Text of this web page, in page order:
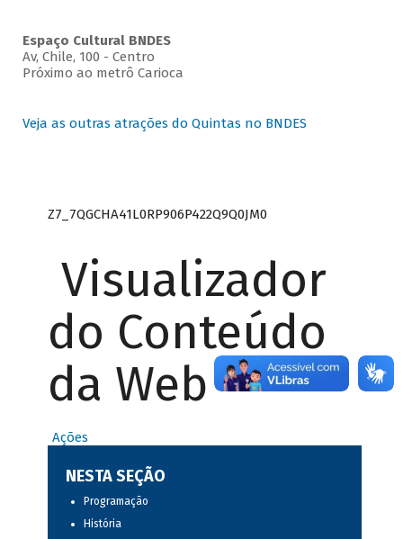
Espaço Cultural BNDES
Av, Chile, 100 - Centro
Próximo ao metrô Carioca
Veja as outras atrações do Quintas no BNDES
Z7_7QGCHA41L0RP906P422Q9Q0JM0
Visualizador
do Conteúdo
da Web
Ações
NESTA SEÇÃO
Programação
História